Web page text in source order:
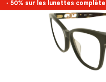
- 50% sur les lunettes